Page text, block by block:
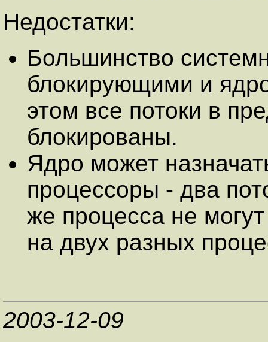
Недостатки:
Большинство
блокирующими и
этом все потоки в
блокированы.
Ядро может
процессоры - два
же процесса не
на двух разных
2003-12-09